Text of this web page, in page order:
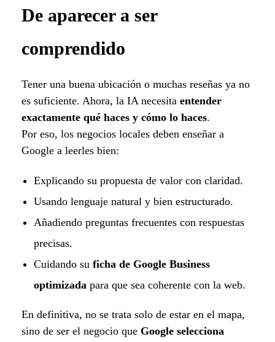
De aparecer a ser
comprendido
Tener una buena ubicación o muchas reseñas ya no
es suficiente. Ahora, la IA necesita entender
exactamente qué haces y cómo lo haces.
Por eso, los negocios locales deben enseñar a
Google a leerles bien:
Explicando su propuesta de valor con claridad.
Usando lenguaje natural y bien estructurado.
Añadiendo preguntas frecuentes con respuestas
precisas.
Cuidando su ficha de Google Business
optimizadapara que sea coherente con la web.
En definitiva, no se trata solo de estar en el mapa,
sino de ser el negocio que Google selecciona